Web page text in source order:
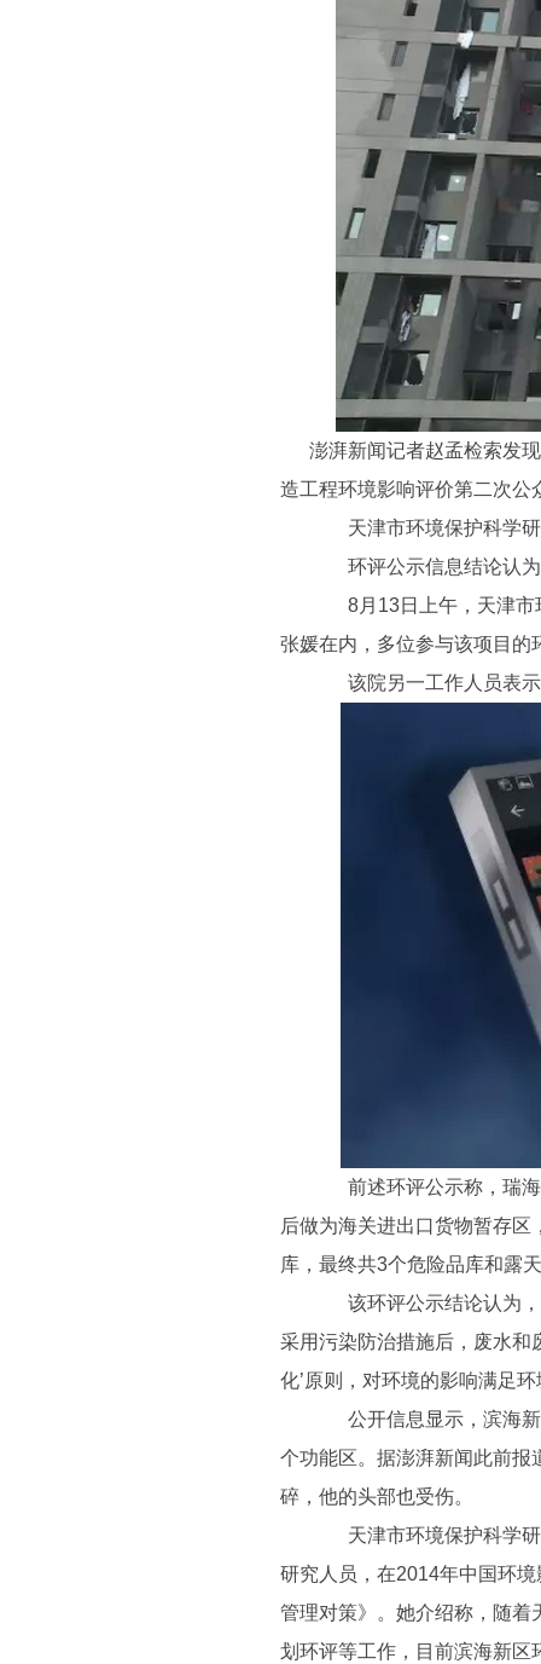
澎湃新闻记者赵孟检索发
造工程环境影响评价第二次公
天津市环境保护科学研
环评公示信息结论认为
8月13日上午，天津市环
张媛在内，多位参与该项目的
该院另一工作人员表示
前述环评公示称，瑞海
后做为海关进出口货物暂存
库，最终共3个危险品库和露
该环评公示结论认为，“
采用污染防治措施后，废水和
化’原则，对环境的影响满足
公开信息显示，滨海新
个功能区。据澎湃新闻此前报
碎，他的头部也受伤。
天津市环境保护科学研
研究人员，在2014年中国环
管理对策》。她介绍称，随着
划环评等工作，目前滨海新区